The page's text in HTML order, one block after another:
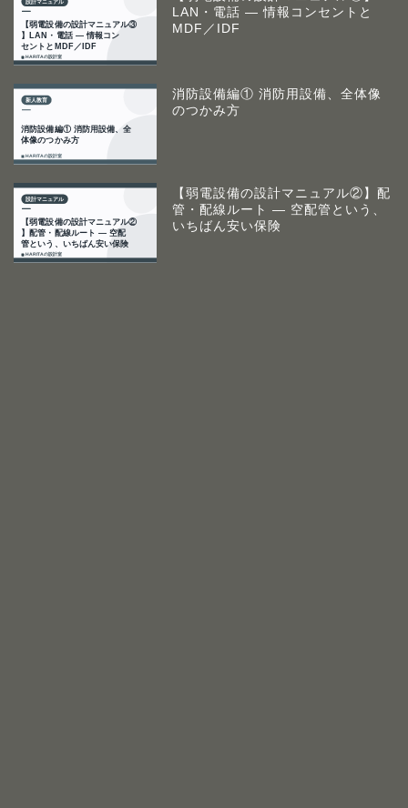
LAN・電話 ― 情報コンセントと
MDF／IDF
消防設備編① 消防用設備、全体像
のつかみ方
【弱電設備の設計マニュアル②】配
管・配線ルート ― 空配管という、
いちばん安い保険